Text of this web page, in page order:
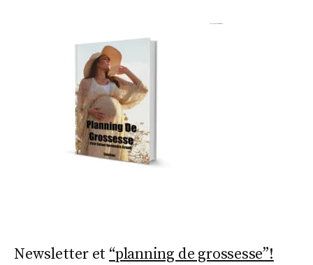
Newsletter et “planning de grossesse”!